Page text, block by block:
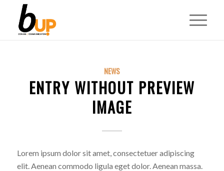
NEWS
ENTRY WITHOUT PREVIEW
IMAGE
Lorem ipsum dolor sit amet, consectetuer adipiscing
elit. Aenean commodo ligula eget dolor. Aenean massa.